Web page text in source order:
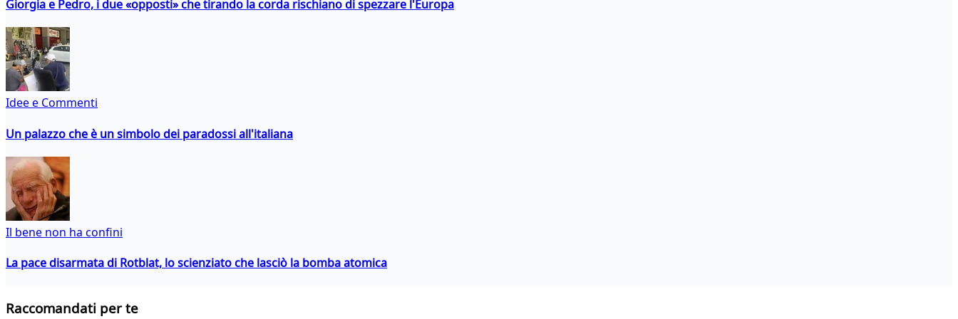
Giorgia e Pedro, i due «opposti» che tirando la corda rischiano di spezzare l'Europa
Idee e Commenti
Un palazzo che è un simbolo dei paradossi all'italiana
Il bene non ha confini
La pace disarmata di Rotblat, lo scienziato che lasciò la bomba atomica
Raccomandati per te